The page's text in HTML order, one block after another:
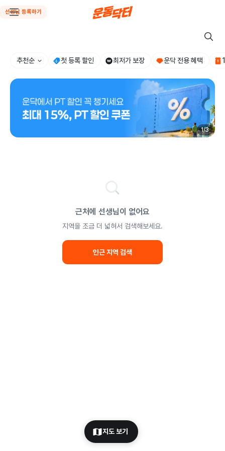
선생님 등록하기
추천순 첫 등록 할인 최저가 보장 운닥 전용 혜택
지도 보기
1/3
근처에 선생님이 없어요
지역을 조금 더 넓혀서 검색해보세요.
인근 지역 검색